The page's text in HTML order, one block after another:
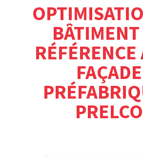
BÂTIMENT
RÉFÉRENCE
FAÇADE
PRELCO